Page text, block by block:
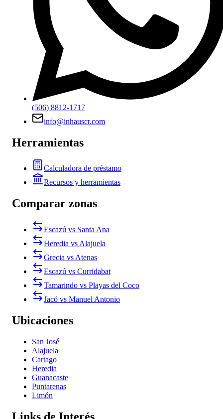
(506) 8812-1717
info@inhauscr.com
Herramientas
Calculadora de préstamo
Recursos y herramientas
Comparar zonas
Escazú vs Santa Ana
Heredia vs Alajuela
Grecia vs Atenas
Escazú vs Curridabat
Tamarindo vs Playas del Coco
Jacó vs Manuel Antonio
Ubicaciones
San José
Alajuela
Cartago
Heredia
Guanacaste
Puntarenas
Limón